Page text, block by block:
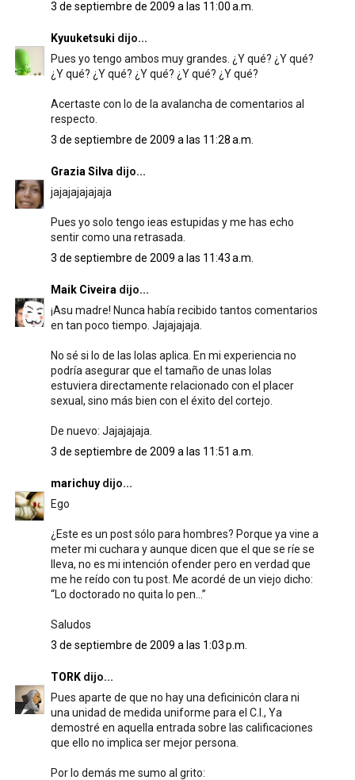
3 de septiembre de 2009 a las 11:00 a.m.
Kyuuketsuki dijo...
Pues yo tengo ambos muy grandes. ¿Y qué? ¿Y qué?
¿Y qué? ¿Y qué? ¿Y qué? ¿Y qué? ¿Y qué?
Acertaste con lo de la avalancha de comentarios al
respecto.
3 de septiembre de 2009 a las 11:28 a.m.
Grazia Silva dijo...
jajajajajajaja
Pues yo solo tengo ieas estupidas y me has echo
sentir como una retrasada.
3 de septiembre de 2009 a las 11:43 a.m.
Maik Civeira dijo...
¡Asu madre! Nunca había recibido tantos comentarios
en tan poco tiempo. Jajajajaja.
No sé si lo de las lolas aplica. En mi experiencia no
podría asegurar que el tamaño de unas lolas
estuviera directamente relacionado con el placer
sexual, sino más bien con el éxito del cortejo.
De nuevo: Jajajajaja.
3 de septiembre de 2009 a las 11:51 a.m.
marichuydijo...
Ego
¿Este es un post sólo para hombres? Porque ya vine a
meter mi cuchara y aunque dicen que el que se ríe se
lleva, no es mi intención ofender pero en verdad que
me he reído con tu post. Me acordé de un viejo dicho:
“Lo doctorado no quita lo pen…”
Saludos
3 de septiembre de 2009 a las 1:03 p.m.
TORKdijo...
Pues aparte de que no hay una deficinicón clara ni
una unidad de medida uniforme para el C.I., Ya
demostré en aquella entrada sobre las calificaciones
que ello no implica ser mejor persona.
Por lo demás me sumo al grito: